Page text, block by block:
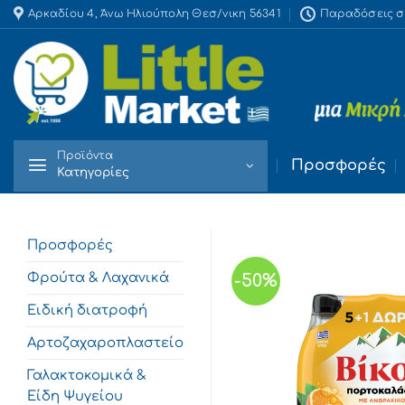
Skip
to
content
Αρκαδίου 4, Άνω Ηλιούπολη Θεσ/νικη 56341 Παραδόσεις
Προϊόντα
Κατηγορίες Προσφορές
Προσφορές
Φρούτα & Λαχανικά
Ειδική διατροφή
Αρτοζαχαροπλαστείο
Γαλακτοκομικά &
Είδη Ψυγείου
-50%